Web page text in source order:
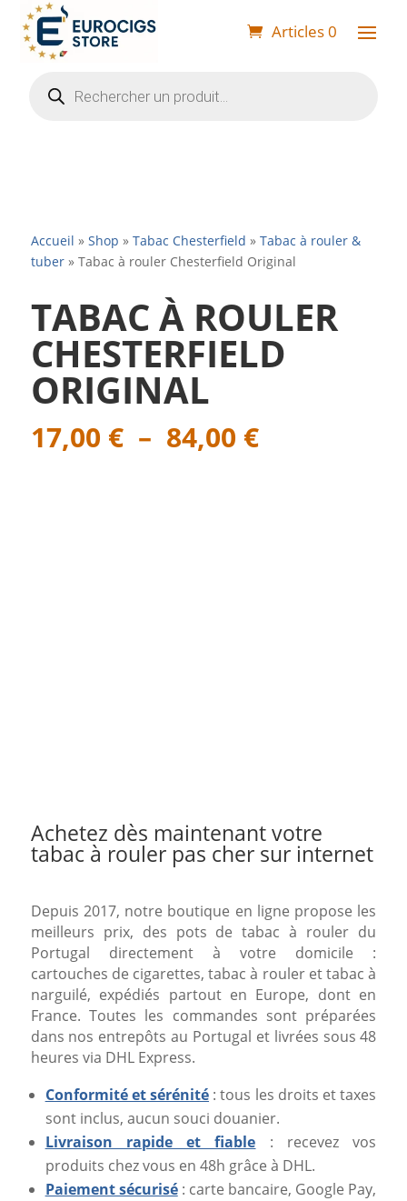
Articles 0
produits
Accueil » Shop » Tabac Chesterfield » Tabac à rouler &
tuber» Tabac à rouler Chesterfield Original
TABAC À ROULER
CHESTERFIELD
ORIGINAL
17,00 € – 84,00 €Plage
de
Achetez dès maintenant votre
tabac à rouler pas cher sur internet
Depuis 2017, notre boutique en ligne propose les
meilleurs prix, des pots de tabac à rouler du
Portugal directement à votre domicile :
cartouches de cigarettes, tabac à rouler et tabac à
narguilé, expédiés partout en Europe, dont en
France. Toutes les commandes sont préparées
dans nos entrepôts au Portugal et livrées sous 48
heures via DHL Express.
Conformité et sérénité : tous les droits et taxes
sont inclus, aucun souci douanier.
Livraison rapide et fiable : recevez vos
produits chez vous en 48h grâce à DHL.
Paiement sécurisé: carte bancaire, Google Pay,